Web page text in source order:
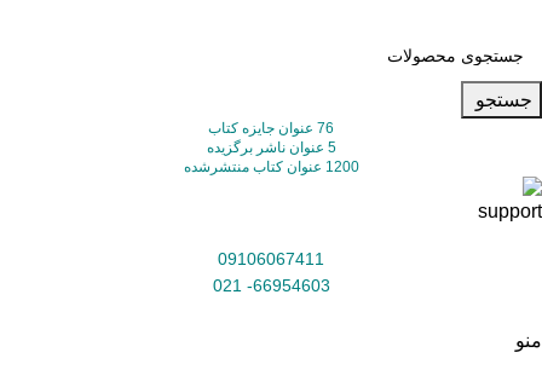
جستجو
76 عنوان جایزه کتاب
5 عنوان ناشر برگزیده
1200 عنوان کتاب منتشرشده
09106067411
66954603- 021
منو